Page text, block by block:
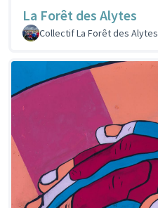
La Forêt des Alytes
Collectif La Forêt des Alytes